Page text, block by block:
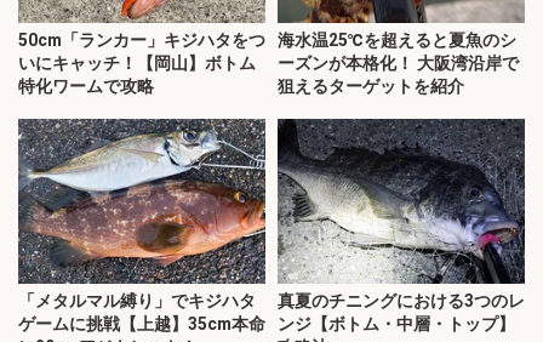
50cm「ランカー」キジハタをつ
いにキャッチ！【岡山】ボトム
特化ワームで攻略
海水温25℃を超えると夏魚のシ
ーズンが本格化！ 大阪湾沿岸で
狙えるターゲットを紹介
「メタルマル縛り」でキジハタ
ゲームに挑戦【上越】35cm本命
真夏のチニングにおける3つのレ
ンジ【ボトム・中層・トップ】